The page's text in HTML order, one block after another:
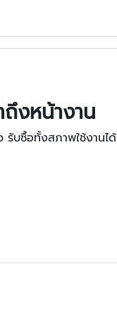
งหน้างาน
รับซื้อทั้งสภาพใช้งานได้